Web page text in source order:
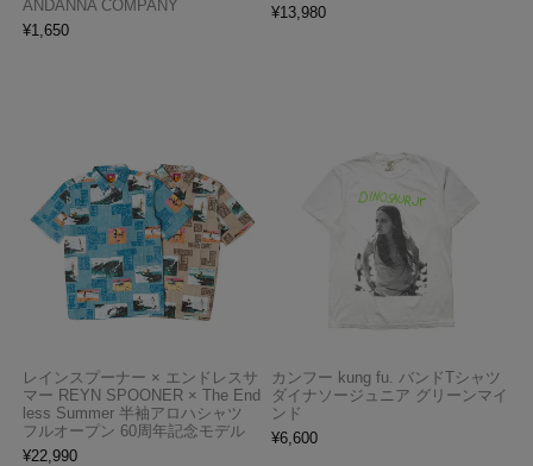
ANDANNA COMPANY
¥1,650
¥13,980
レインスプーナー × エンドレスサ
マー REYN SPOONER × The End
less Summer 半袖アロハシャツ
フルオープン 60周年記念モデル
¥22,990
カンフー kung fu. バンドTシャツ
ダイナソージュニア グリーンマイ
ンド
¥6,600